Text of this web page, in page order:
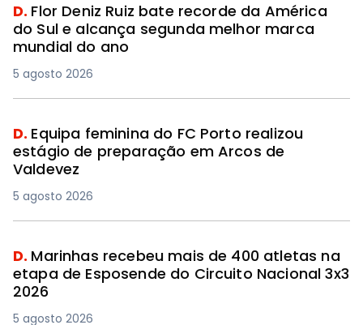
D. Flor Deniz Ruiz bate recorde da América
do Sul e alcança segunda melhor marca
mundial do ano
5 agosto 2026
D. Equipa feminina do FC Porto realizou
estágio de preparação em Arcos de
Valdevez
5 agosto 2026
D. Marinhas recebeu mais de 400 atletas na
etapa de Esposende do Circuito Nacional 3x3
2026
5 agosto 2026